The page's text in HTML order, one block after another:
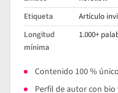
Etiqueta
Artículo
Longitud
mínima
1.000+
Contenido 100 % único
Perfil de autor con